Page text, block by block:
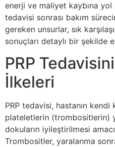
enerji ve maliyet kaybına yol
tedavisi sonrası bakım
gereken unsurlar, sık
sonuçları detaylı bir şekilde
PRP
İlkeleri
PRP tedavisi, hastanın kendi
plateletlerin (trombositlerin)
dokuların iyileştirilmesi
Trombositler, yaralanma